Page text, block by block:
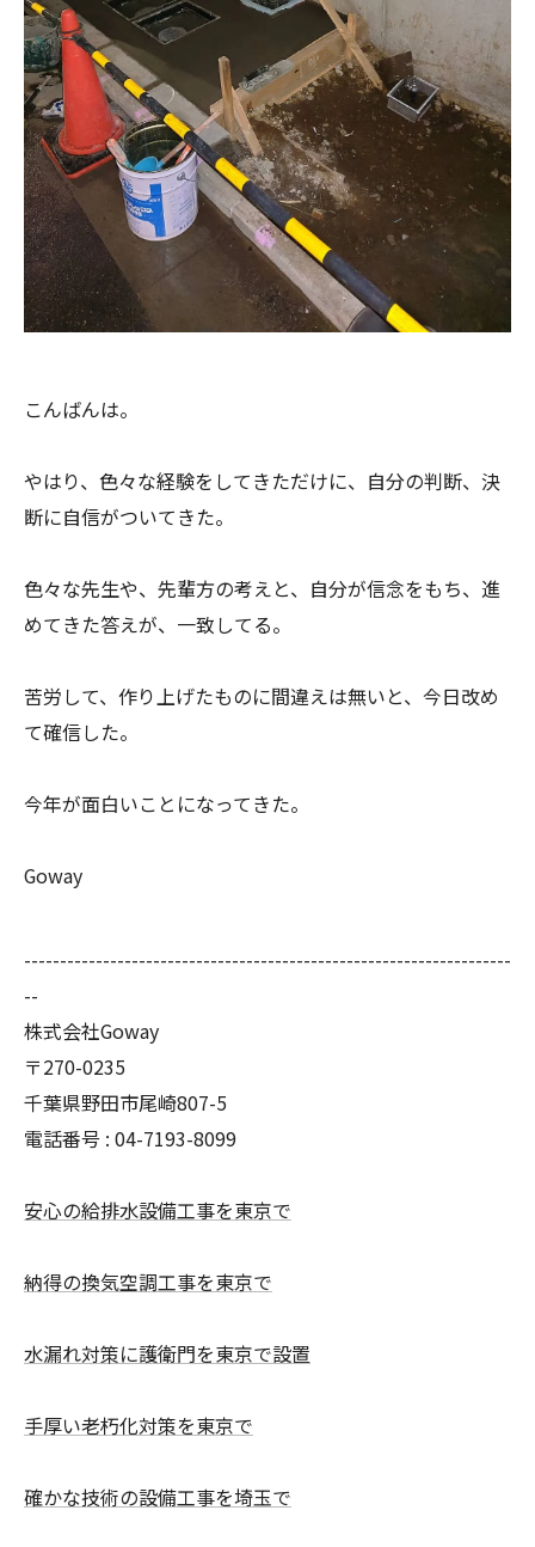
こんばんは。
やはり、色々な経験をしてきただけに、自分の判断、決
断に自信がついてきた。
色々な先生や、先輩方の考えと、自分が信念をもち、進
めてきた答えが、一致してる。
苦労して、作り上げたものに間違えは無いと、今日改め
て確信した。
今年が面白いことになってきた。
Goway
--------------------------------------------------------------------
--
株式会社Goway
〒270-0235
千葉県野田市尾崎807-5
電話番号 : 04-7193-8099
安心の給排水設備工事を東京で
納得の換気空調工事を東京で
水漏れ対策に護衛門を東京で設置
手厚い老朽化対策を東京で
確かな技術の設備工事を埼玉で